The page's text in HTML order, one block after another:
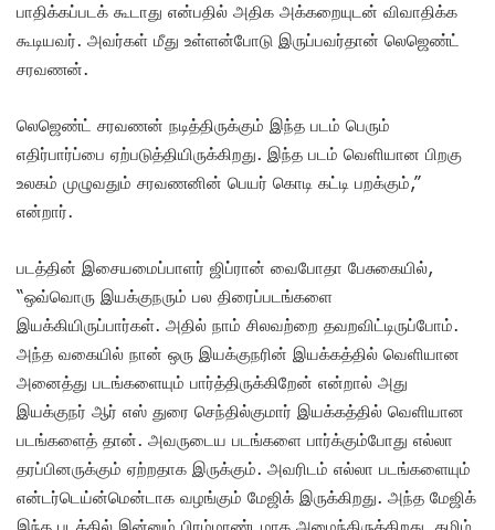
பாதிக்கப்படக் கூடாது என்பதில் அதிக அக்கறையுடன் விவாதிக்க
கூடியவர். அவர்கள் மீது உள்ளன்போடு இருப்பவர்தான் லெஜெண்ட்
சரவணன்.
லெஜெண்ட் சரவணன் நடித்திருக்கும் இந்த படம் பெரும்
எதிர்பார்ப்பை ஏற்படுத்தியிருக்கிறது. இந்த படம் வெளியான பிறகு
உலகம் முழுவதும் சரவணனின் பெயர் கொடி கட்டி பறக்கும்,”
என்றார்.
படத்தின் இசையமைப்பாளர் ஜிப்ரான் வைபோதா பேசுகையில்,
“ஒவ்வொரு இயக்குநரும் பல திரைப்படங்களை
இயக்கியிருப்பார்கள். அதில் நாம் சிலவற்றை தவறவிட்டிருப்போம்.
அந்த வகையில் நான் ஒரு இயக்குநரின் இயக்கத்தில் வெளியான
அனைத்து படங்களையும் பார்த்திருக்கிறேன் என்றால் அது
இயக்குநர் ஆர் எஸ் துரை செந்தில்குமார் இயக்கத்தில் வெளியான
படங்களைத் தான். அவருடைய படங்களை பார்க்கும்போது எல்லா
தரப்பினருக்கும் ஏற்றதாக இருக்கும். அவரிடம் எல்லா படங்களையும்
என்டர்டெய்ன்மென்டாக வழங்கும் மேஜிக் இருக்கிறது. அந்த மேஜிக்
இந்த படத்தில் இன்னும் பிரம்மாண்டமாக அமைந்திருக்கிறது. தமிழ்